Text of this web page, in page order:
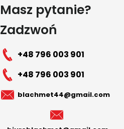
Masz pytanie?
Zadzwoń
+48 796 003 901
+48 796 003 901
blachmet44@gmail.com